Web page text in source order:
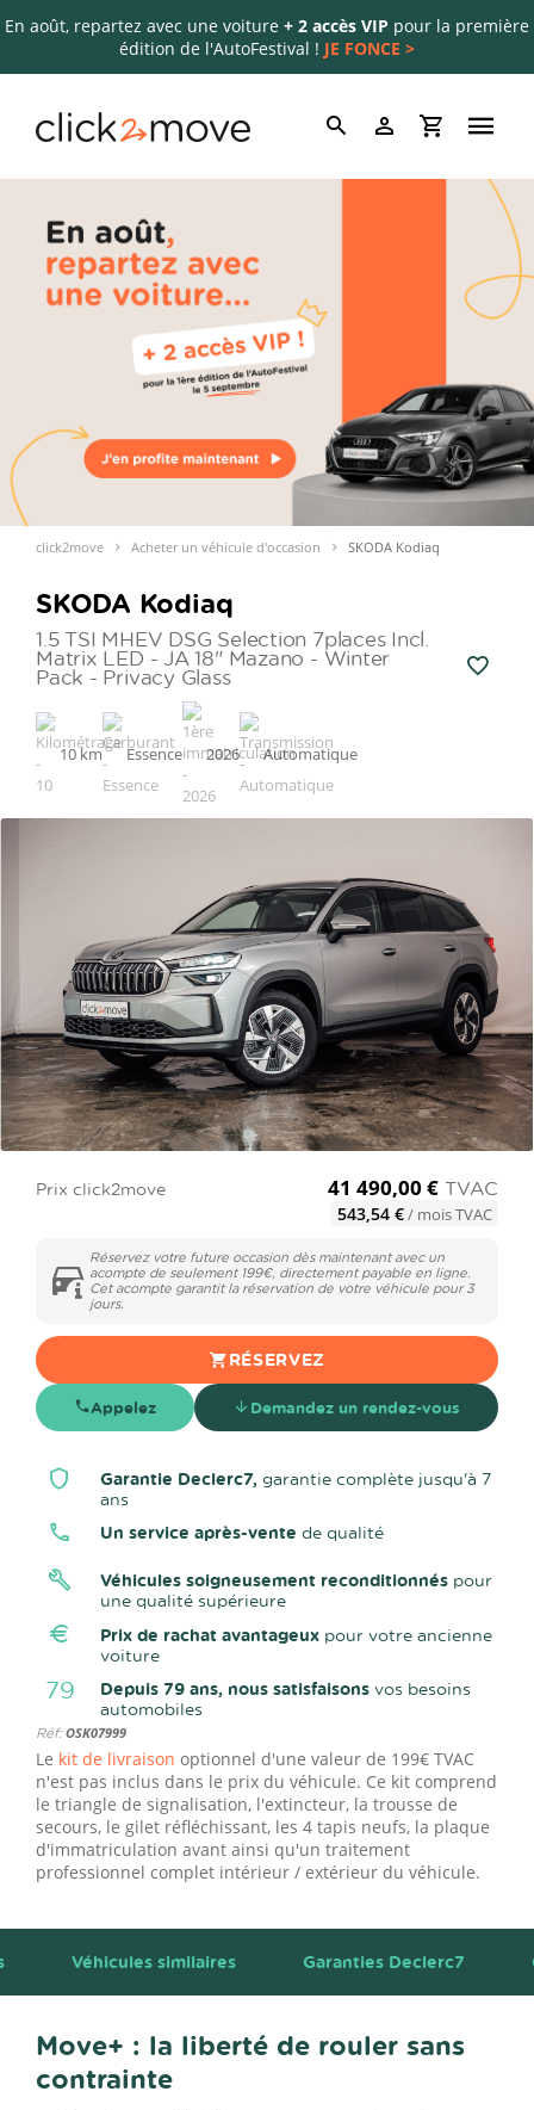
En août, repartez avec une voiture + 2 accès VIP pour la première
édition de l'AutoFestival ! JE FONCE >
click2move Acheter un véhicule d'occasion SKODA Kodiaq
SKODA Kodiaq
1.5 TSI MHEV DSG Selection 7places Incl.
Matrix LED - JA 18" Mazano - Winter
Pack - Privacy Glass
10 km Essence 2026 Automatique
Prix click2move 41 490,00 € TVAC
543,54 €/ mois TVAC
Réservez votre future occasion dès maintenant avec un
acompte de seulement 199€, directement payable en ligne.
Cet acompte garantit la réservation de votre véhicule pour 3
jours.
RÉSERVEZ
Appelez Demandez un rendez-vous
Garantie Declerc7, garantie complète jusqu'à 7
ans
Un service après-vente de qualité
Véhicules soigneusement reconditionnés pour
une qualité supérieure
Prix de rachat avantageux pour votre ancienne
voiture
79 Depuis 79 ans, nous satisfaisons vos besoins
automobiles
Réf: OSK07999
Le kit de livraison optionnel d'une valeur de 199€ TVAC
n'est pas inclus dans le prix du véhicule. Ce kit comprend
le triangle de signalisation, l'extincteur, la trousse de
secours, le gilet réfléchissant, les 4 tapis neufs, la plaque
d'immatriculation avant ainsi qu'un traitement
professionnel complet intérieur / extérieur du véhicule.
Véhicules similaires Garanties Declerc7
Move+ : la liberté de rouler sans
contrainte